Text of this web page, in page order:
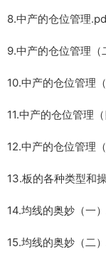
8.中产的仓位管理
9.中产的仓位管理（
10.中产的仓位管理
11.中产的仓位管理
12.中产的仓位管理
13.板的各种类型和
14.均线的奥妙（一
15.均线的奥妙（二